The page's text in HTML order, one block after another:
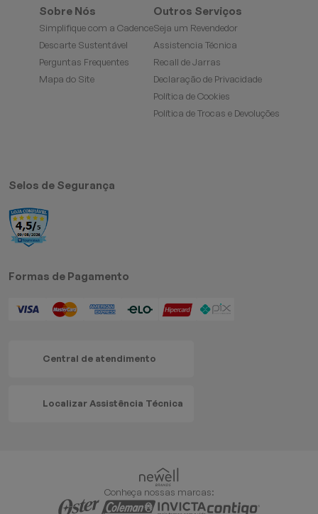
Sobre Nós
Simplifique com a Cadence
Descarte Sustentável
Perguntas Frequentes
Mapa do Site
Outros Serviços
Seja um Revendedor
Assistencia Técnica
Recall de Jarras
Declaração de Privacidade
Política de Cookies
Política de Trocas e Devoluções
Selos de Segurança
Formas de Pagamento
Central de atendimento
Localizar Assistência Técnica
Conheça nossas marcas: